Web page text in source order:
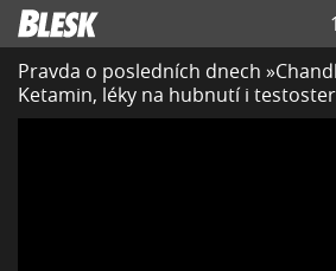
1
Pravda o posledních dnech
Ketamin, léky na hubnutí i